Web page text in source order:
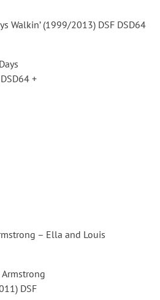
Walkin’ (1999/2013) DSF DSD64
– Ella and Louis